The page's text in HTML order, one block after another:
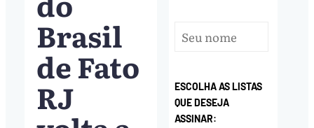
Brasil
de Fato
RJ
ESCOLHA AS LISTAS
QUE DESEJA
ASSINAR: